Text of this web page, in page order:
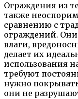
Ограждения из
также
сравнению с
ограждений.
влаги,
делает их
использования
требуют
нужно
они не